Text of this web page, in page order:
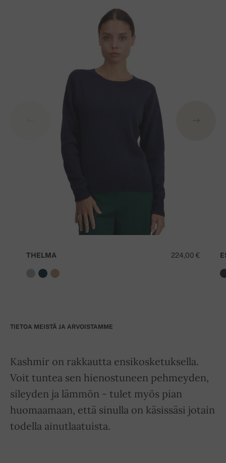
224,00 €
THELMA
TIETOA MEISTÄ JA ARVOISTAMME
Kashmir on rakkautta ensikosketuksella.
Voit tuntea sen hienostuneen pehmeyden,
sileyden ja lämmön - tulet myös pian
huomaamaan, että sinulla on käsissäsi jotain
todella ainutlaatuista.